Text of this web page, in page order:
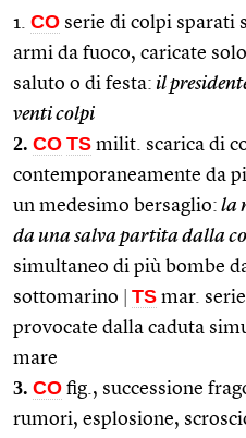
1. CO serie di colpi sparati
armi da fuoco, caricate
saluto o di festa: il
venti colpi
2. CO TS milit. scarica di
contemporaneamente da
un medesimo bersaglio: la
da una salva partita dalla
simultaneo di più bombe
sottomarino
TS mar.
provocate dalla caduta
mare
3. CO fig., successione
rumori, esplosione,